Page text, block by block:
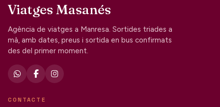
Viatges Masanés
Agència de viatges a Manresa. Sortides triades a
mà, amb dates, preus i sortida en bus confirmats
des del primer moment.
CONTACTE